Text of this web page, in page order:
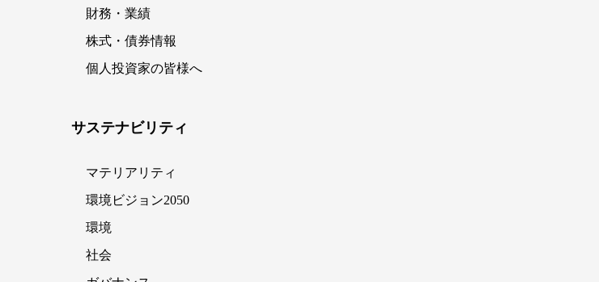
財務・業績
株式・債券情報
個人投資家の皆様へ
サステナビリティ
マテリアリティ
環境ビジョン2050
環境
社会